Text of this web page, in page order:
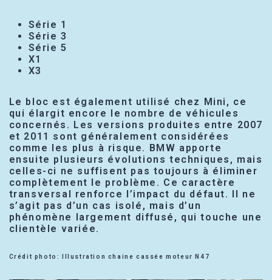
Série 1
Série 3
Série 5
X1
X3
Le bloc est également utilisé chez Mini, ce
qui élargit encore le nombre de véhicules
concernés. Les versions produites entre 2007
et 2011 sont généralement considérées
comme les plus à risque. BMW apporte
ensuite plusieurs évolutions techniques, mais
celles-ci ne suffisent pas toujours à éliminer
complètement le problème. Ce caractère
transversal renforce l’impact du défaut. Il ne
s’agit pas d’un cas isolé, mais d’un
phénomène largement diffusé, qui touche une
clientèle variée.
Crédit photo: Illustration chaine cassée moteur N47